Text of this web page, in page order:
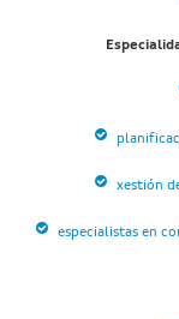
xestión
especialistas en